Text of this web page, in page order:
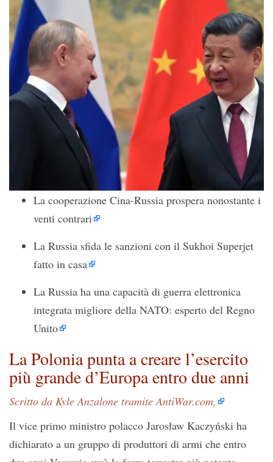
La cooperazione Cina-Russia prospera nonostante i
venti contrari
La Russia sfida le sanzioni con il Sukhoi Superjet
fatto in casa
La Russia ha una capacità di guerra elettronica
integrata migliore della NATO: esperto del Regno
Unito
La Polonia punta a creare l’esercito
più grande d’Europa entro due anni
Scritto da Kyle Anzalone tramite AntiWar.com,
Il vice primo ministro polacco Jarosław Kaczyński ha
dichiarato a un gruppo di produttori di armi che entro